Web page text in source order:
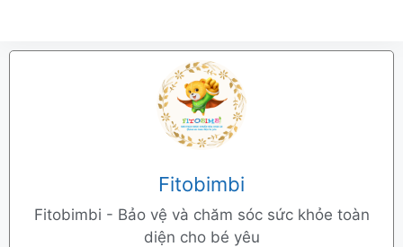
Fitobimbi
Fitobimbi - Bảo vệ và chăm sóc sức khỏe toàn
diện cho bé yêu